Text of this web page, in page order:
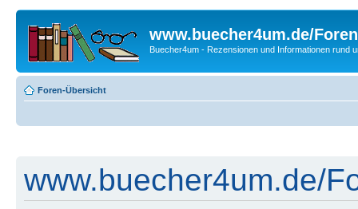
www.buecher4um.de/Foren
Buecher4um - Rezensionen und Informationen rund
Foren-Übersicht
www.buecher4um.de/